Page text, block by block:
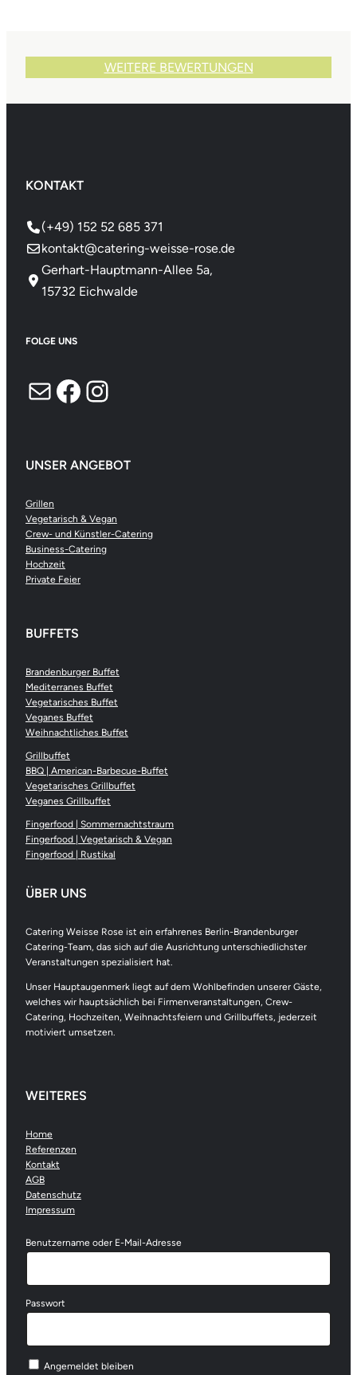
WEITERE BEWERTUNGEN
KONTAKT
(+49) 152 52 685 371
kontakt@catering-weisse-rose.de
Gerhart-Hauptmann-Allee 5a,
15732 Eichwalde
FOLGE UNS
E-Mail Facebook Instagram
UNSER ANGEBOT
Grillen
Vegetarisch & Vegan
Crew- und Künstler-Catering
Business-Catering
Hochzeit
Private Feier
BUFFETS
Brandenburger Buffet
Mediterranes Buffet
Vegetarisches Buffet
Veganes Buffet
Weihnachtliches Buffet
Grillbuffet
BBQ | American-Barbecue-Buffet
Vegetarisches Grillbuffet
Veganes Grillbuffet
Fingerfood | Sommernachtstraum
Fingerfood | Vegetarisch & Vegan
Fingerfood | Rustikal
ÜBER UNS
Catering Weisse Rose ist ein erfahrenes Berlin-Brandenburger
Catering-Team, das sich auf die Ausrichtung unterschiedlichster
Veranstaltungen spezialisiert hat.
Unser Hauptaugenmerk liegt auf dem Wohlbefinden unserer Gäste,
welches wir hauptsächlich bei Firmenveranstaltungen, Crew-
Catering, Hochzeiten, Weihnachtsfeiern und Grillbuffets, jederzeit
motiviert umsetzen.
WEITERES
Home
Referenzen
Kontakt
AGB
Datenschutz
Impressum
Benutzername oder E-Mail-Adresse
Passwort
Angemeldet bleiben